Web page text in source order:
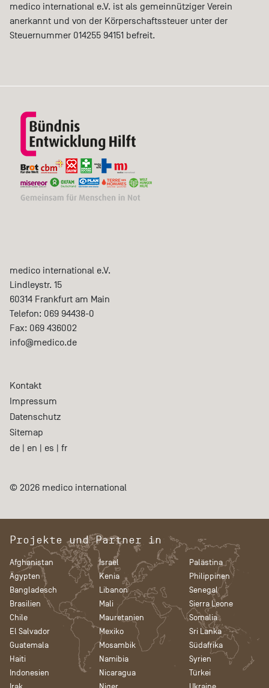
medico international e.V. ist als gemeinnütziger Verein
anerkannt und von der Körperschaftssteuer unter der
Steuernummer 014255 94151 befreit.
medico international e.V.
Lindleystr. 15
60314 Frankfurt am Main
Telefon: 069 94438-0
Fax: 069 436002
info@medico.de
Kontakt
Impressum
Datenschutz
Sitemap
de | en | es | fr
© 2026 medico international
Projekte und Partner in
Afghanistan
Ägypten
Bangladesch
Brasilien
Chile
El Salvador
Guatemala
Haiti
Indonesien
Israel
Kenia
Libanon
Mali
Mauretanien
Mexiko
Mosambik
Namibia
Nicaragua
Palästina
Philippinen
Senegal
Sierra Leone
Somalia
Sri Lanka
Südafrika
Syrien
Türkei